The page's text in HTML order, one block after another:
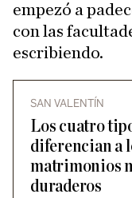
empezó a
con las
escribiendo.
SAN VALENTÍN
Los cuatro
diferencian a
matrimonios
duraderos